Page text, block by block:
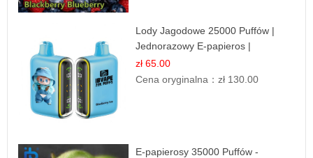
Lody Jagodowe 25000 Puffów |
Jednorazowy E-papieros |
Deserowy Smak
zł 65.00
Cena oryginalna：zł 130.00
E-papierosy 35000 Puffów -